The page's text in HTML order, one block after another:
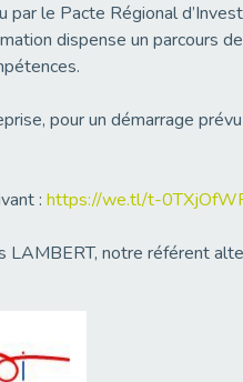
le Pacte Régional
dispense un parcours
pour un démarrage
: https://we.tl/t-
LAMBERT, notre référent